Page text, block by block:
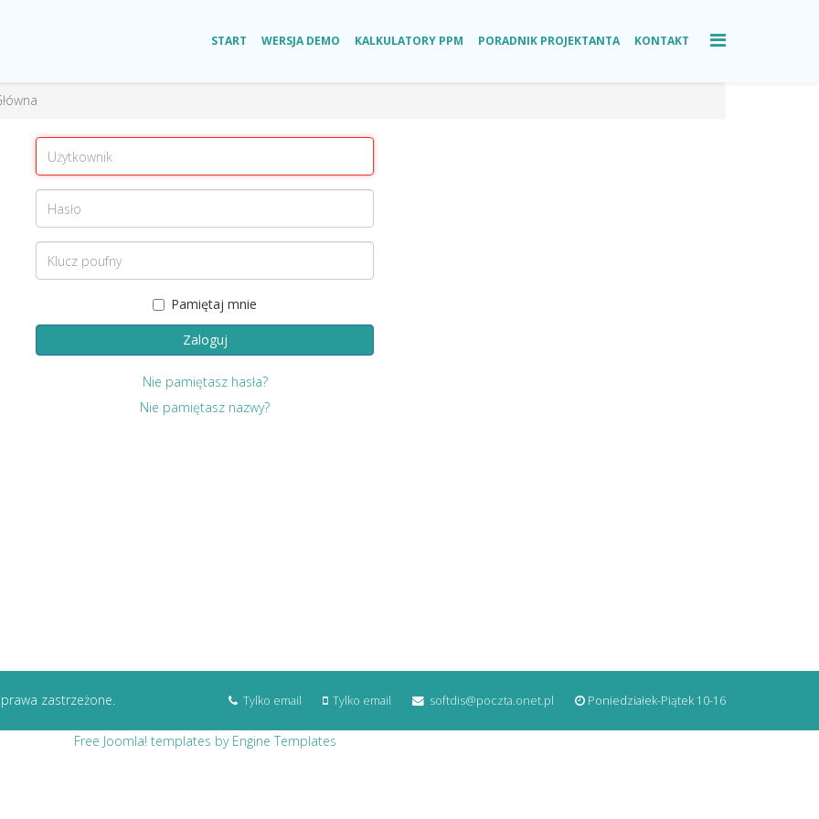
START WERSJA DEMO KALKULATORY PPM PORADNIK PROJEKTANTA KONTAKT
Pamiętaj mnie
Zaloguj
Nie pamiętasz hasła?
Nie pamiętasz nazwy?
Tylko email Tylko email softdis@poczta.onet.pl Poniedziałek-Piątek 10-16
zastrzeżone.
Free Joomla! templates by Engine Templates